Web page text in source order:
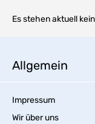
Es stehen aktuell
Allgemein
Impressum
Wir über uns